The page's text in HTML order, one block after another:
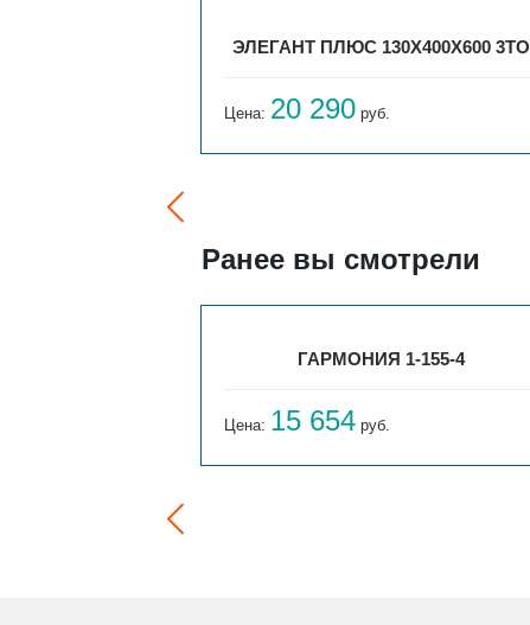
ЭЛЕГАНТ ПЛЮС 130X400X600 3ТО
Цена: 20 290 руб.
Ранее вы смотрели
ГАРМОНИЯ 1-155-4
Цена: 15 654 руб.